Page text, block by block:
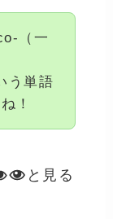
（一
う単語
！
と見る